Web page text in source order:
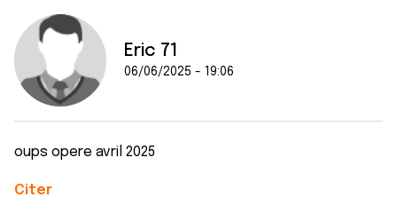
Eric 71
06/06/2025 - 19:06
oups opere avril 2025
Citer